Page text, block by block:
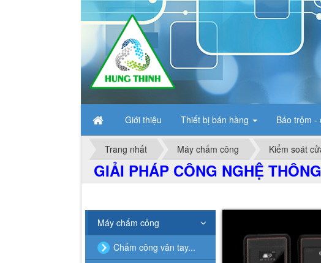
Giới thiệu Thiết bị bán hàng Báo trộm -
Trang nhất Máy chấm công Kiểm soát
GIẢI PHÁP CÔNG NGHỆ
Máy chấm công
Chấm công vân tay...